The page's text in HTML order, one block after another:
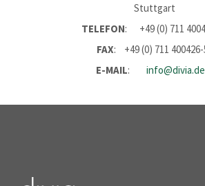
Stuttgart
TELEFON: +49 (0) 711
FAX: +49 (0) 711 400426-
E-MAIL: info@divia.de